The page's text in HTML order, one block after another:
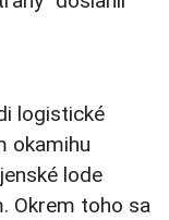
logistické
okamihu
lode
Okrem toho sa